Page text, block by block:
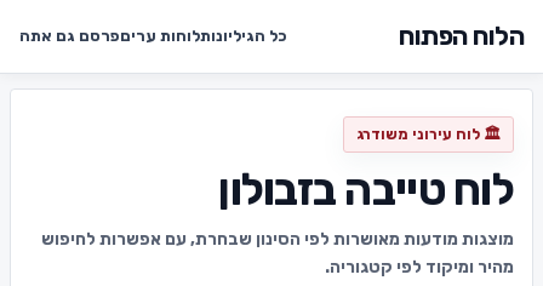
הלוח הפתוח כל הגיליונותלוחות עריםפרסם גם אתה
🏛️ לוח עירוני משודרג
לוח טייבה בזבולון
מוצגות מודעות מאושרות לפי הסינון שבחרת, עם אפשרות לחיפוש
מהיר ומיקוד לפי קטגוריה.